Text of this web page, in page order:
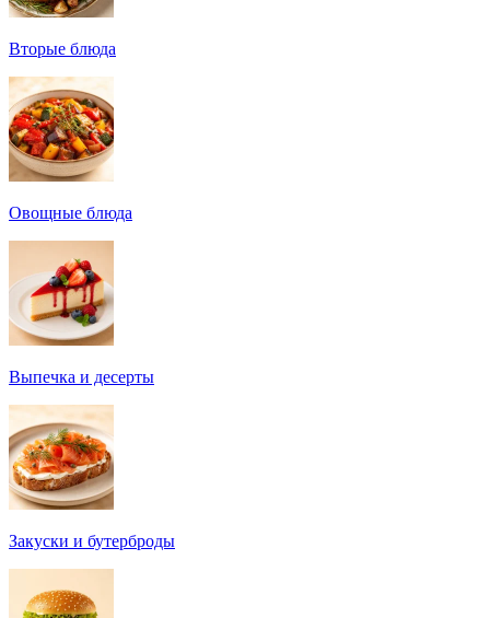
Вторые блюда
Овощные блюда
Выпечка и десерты
Закуски и бутерброды